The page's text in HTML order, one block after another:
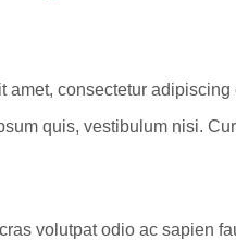
amet, consectetur
quis, vestibulum nisi.
volutpat odio ac sapien